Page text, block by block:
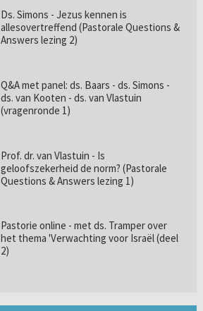
Ds. Simons - Jezus kennen is
allesovertreffend (Pastorale Questions &
Answers lezing 2)
Q&A met panel: ds. Baars - ds. Simons -
ds. van Kooten - ds. van Vlastuin
(vragenronde 1)
Prof. dr. van Vlastuin - Is
geloofszekerheid de norm? (Pastorale
Questions & Answers lezing 1)
Pastorie online - met ds. Tramper over
het thema 'Verwachting voor Israël (deel
2)